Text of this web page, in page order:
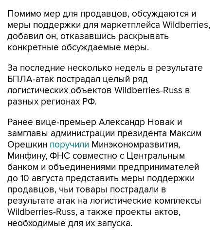
Помимо мер для продавцов, обсуждаются и
меры поддержки для маркетплейса Wildberries,
добавил он, отказавшись раскрывать
конкретные обсуждаемые меры.
За последние несколько недель в результате
БПЛА-атак пострадал целый ряд
логистических объектов Wildberries-Russ в
разных регионах РФ.
Ранее вице-премьер Александр Новак и
замглавы администрации президента Максим
Орешкин поручили Минэкономразвития,
Минфину, ФНС совместно с Центральным
банком и объединениями предпринимателей
до 10 августа представить меры поддержки
продавцов, чьи товары пострадали в
результате атак на логистические комплексы
Wildberries-Russ, а также проекты актов,
необходимые для их запуска.